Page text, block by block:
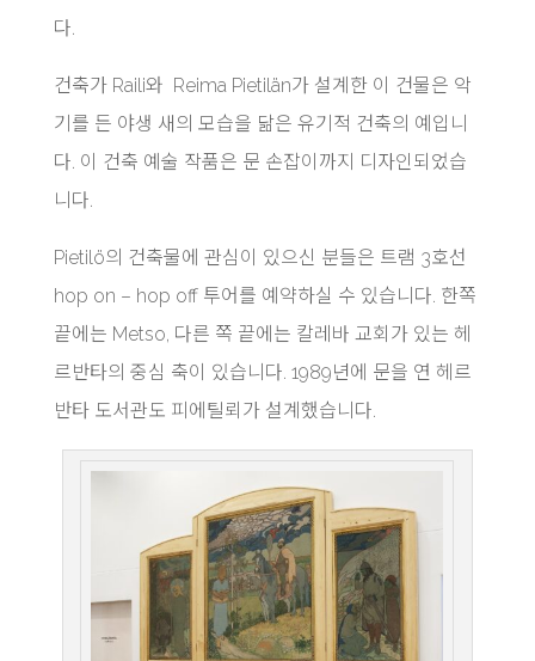
다.
건축가 Raili와 Reima Pietilän가 설계한 이 건물은 악
기를 든 야생 새의 모습을 닮은 유기적 건축의 예입니
다. 이 건축 예술 작품은 문 손잡이까지 디자인되었습
니다.
Pietilö의 건축물에 관심이 있으신 분들은 트램 3호선
hop on – hop off 투어를 예약하실 수 있습니다. 한쪽
끝에는 Metso, 다른 쪽 끝에는 칼레바 교회가 있는 헤
르반타의 중심 축이 있습니다. 1989년에 문을 연 헤르
반타 도서관도 피에틸뢰가 설계했습니다.